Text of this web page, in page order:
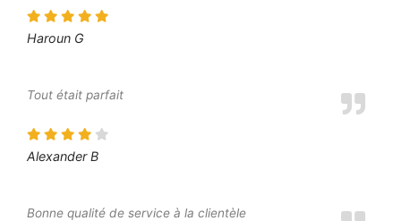
Haroun G
Tout était parfait
Alexander B
Bonne qualité de service à la clientèle